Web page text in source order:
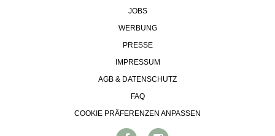
JOBS
WERBUNG
PRESSE
IMPRESSUM
AGB & DATENSCHUTZ
FAQ
COOKIE PRÄFERENZEN ANPASSEN